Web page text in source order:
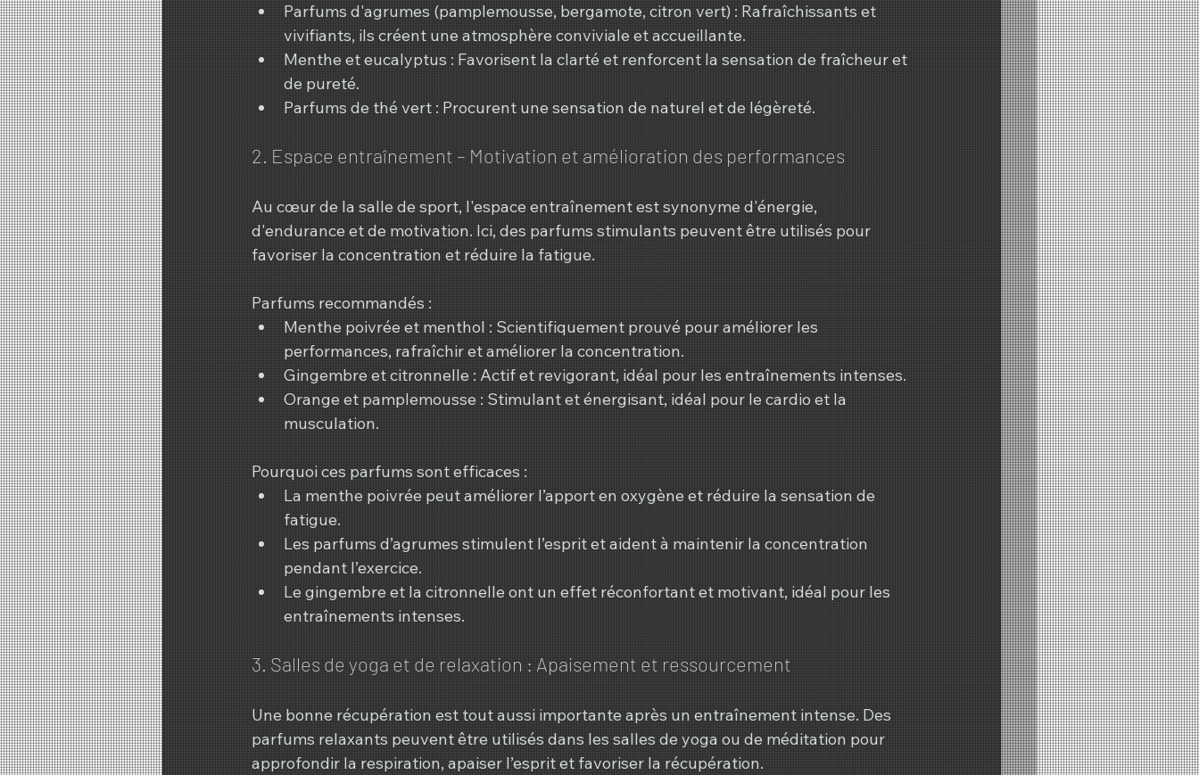
Parfums d'agrumes (pamplemousse, bergamote, citron vert) : Rafraîchissants et
vivifiants, ils créent une atmosphère conviviale et accueillante.
Menthe et eucalyptus : Favorisent la clarté et renforcent la sensation de fraîcheur et
de pureté.
Parfums de thé vert : Procurent une sensation de naturel et de légèreté.
2. Espace entraînement – ​​Motivation et amélioration des performances
Au cœur de la salle de sport, l'espace entraînement est synonyme d'énergie,
d'endurance et de motivation. Ici, des parfums stimulants peuvent être utilisés pour
favoriser la concentration et réduire la fatigue.
Parfums recommandés :
Menthe poivrée et menthol : Scientifiquement prouvé pour améliorer les
performances, rafraîchir et améliorer la concentration.
Gingembre et citronnelle : Actif et revigorant, idéal pour les entraînements intenses.
Orange et pamplemousse : Stimulant et énergisant, idéal pour le cardio et la
musculation.
Pourquoi ces parfums sont efficaces :
La menthe poivrée peut améliorer l’apport en oxygène et réduire la sensation de
fatigue.
Les parfums d’agrumes stimulent l’esprit et aident à maintenir la concentration
pendant l’exercice.
Le gingembre et la citronnelle ont un effet réconfortant et motivant, idéal pour les
entraînements intenses.
3. Salles de yoga et de relaxation : Apaisement et ressourcement
Une bonne récupération est tout aussi importante après un entraînement intense. Des
parfums relaxants peuvent être utilisés dans les salles de yoga ou de méditation pour
approfondir la respiration, apaiser l’esprit et favoriser la récupération.